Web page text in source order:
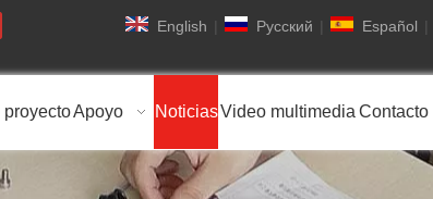
English | Pусский | Español |
proyectoApoyo NoticiasVideo multimedia Contacto